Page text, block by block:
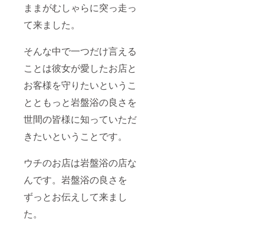
ままがむしゃらに突っ走っ
て来ました。
そんな中で一つだけ言える
ことは彼女が愛したお店と
お客様を守りたいというこ
とともっと岩盤浴の良さを
世間の皆様に知っていただ
きたいということです。
ウチのお店は岩盤浴の店な
んです。岩盤浴の良さを
ずっとお伝えして来まし
た。